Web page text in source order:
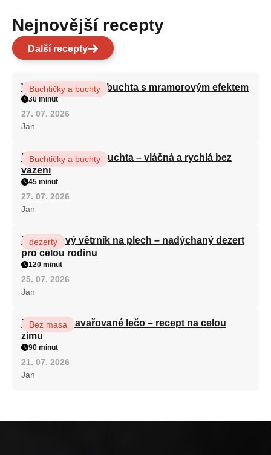
Nejnovější recepty
Další recepty
Vláčná olejová litá buchta s mramorovým efektem
Buchtičky a buchty
30 minut
27. 07. 2026
Jan
Hrnková maková buchta – vláčná a rychlá bez
vážení
Buchtičky a buchty
45 minut
27. 07. 2026
Jan
Karamelový větrník na plech – nadýchaný dezert
pro celou rodinu
dezerty
120 minut
25. 07. 2026
Jan
Babiččino zavařované lečo – recept na celou
zimu
Bez masa
90 minut
21. 07. 2026
Jan